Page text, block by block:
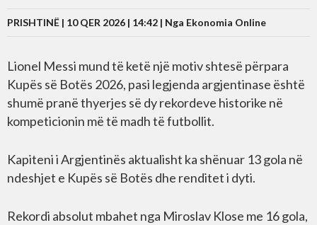
PRISHTINË | 10 QER 2026 | 14:42 | Nga Ekonomia Online
Lionel Messi mund të ketë një motiv shtesë përpara
Kupës së Botës 2026, pasi legjenda argjentinase është
shumë pranë thyerjes së dy rekordeve historike në
kompeticionin më të madh të futbollit.
Kapiteni i Argjentinës aktualisht ka shënuar 13 gola në
ndeshjet e Kupës së Botës dhe renditet i dyti.
Rekordi absolut mbahet nga Miroslav Klose me 16 gola,